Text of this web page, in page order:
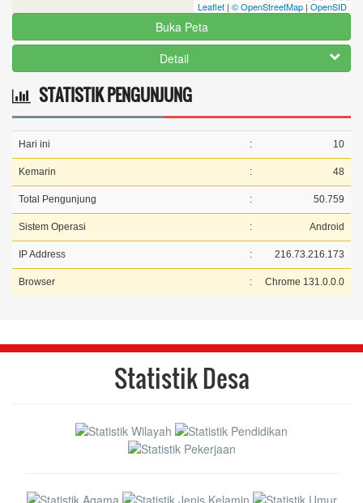
Leaflet | © OpenStreetMap | OpenSID
Buka Peta
Detail
STATISTIK PENGUNJUNG
Hari ini : 10
Kemarin : 48
Total Pengunjung : 50.759
Sistem Operasi : Android
IP Address : 216.73.216.173
Browser : Chrome 131.0.0.0
Statistik Desa